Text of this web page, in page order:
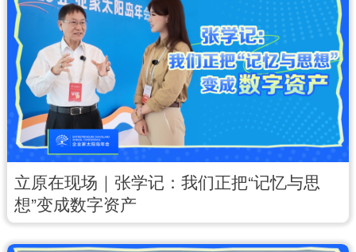
Deutsch Português
立原在现场｜张学记：我们正把“记忆与思
想”变成数字资产